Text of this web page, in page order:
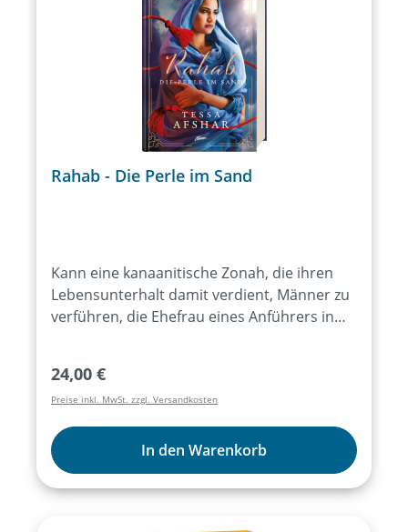
Rahab - Die Perle im Sand
Kann eine kanaanitische Zonah, die ihren
Lebensunterhalt damit verdient, Männer zu
verführen, die Ehefrau eines Anführers in
einem Haus in der Stadtmauer von Jericho.
Die Mauer schützt die Stadt vor dem
drohenden Angriff der Israeliten. Doch es
sind auch andere Mauern, die Rahab
umgeben: Angst, Ablehnung und
Wertlosigkeit. Jahre voller Schmerz und
Regulärer Preis:
24,00 €
Preise inkl. MwSt. zzgl. Versandkosten
In den Warenkorb